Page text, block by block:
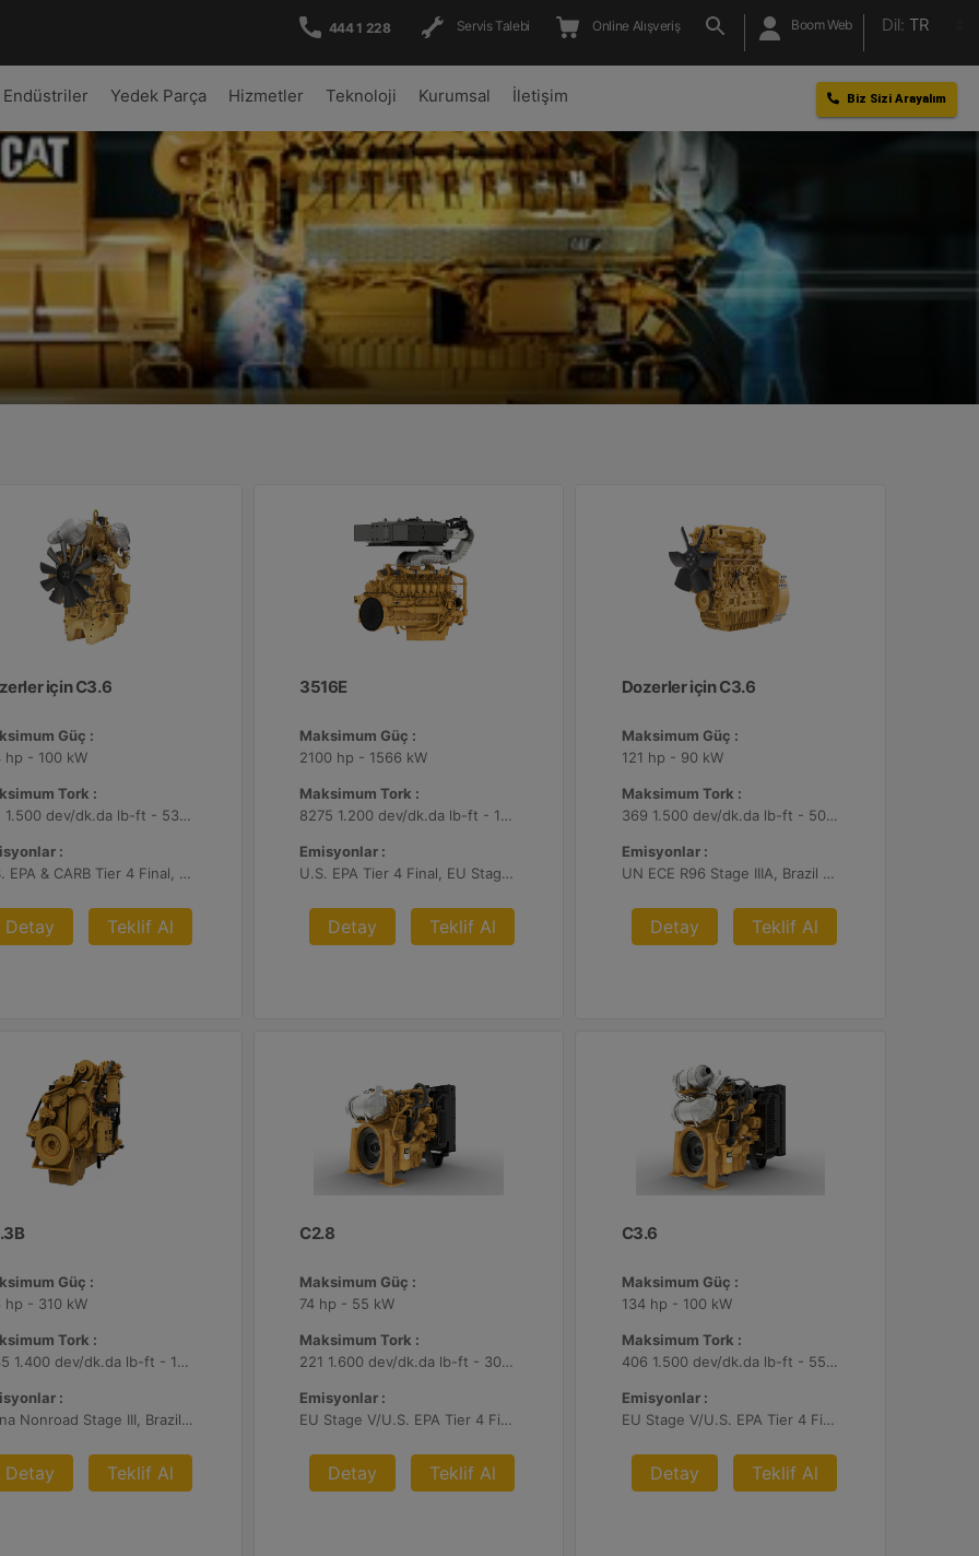
444 1 228 Servis Talebi Online Alışveriş Boom Web Dil: TR
Endüstriler Yedek Parça Hizmetler Teknoloji Kurumsal İletişim Biz Sizi Arayalım
için C3.6
Güç :
hp - 100 kW
Tork :
391 1.500 dev/dk.da lb-ft - 530 1.500 dev/dk.da Nm
:
U.S. EPA & CARB Tier 4 Final, EU Stage V
Detay Teklif Al
3516E
Maksimum Güç :
2100 hp - 1566 kW
Maksimum Tork :
8275 1.200 dev/dk.da lb-ft - 11220 1.200 dev/dk.da Nm
Emisyonlar :
U.S. EPA Tier 4 Final, EU Stage V
Detay Teklif Al
Dozerler için C3.6
Maksimum Güç :
121 hp - 90 kW
Maksimum Tork :
369 1.500 dev/dk.da lb-ft - 500 1.500 dev/dk.da Nm
Emisyonlar :
UN ECE R96 Stage IIIA, Brazil MAR-1
Detay Teklif Al
Güç :
hp - 310 kW
Tork :
1335 1.400 dev/dk.da lb-ft - 1810 1.400 dev/dk.da Nm
:
China Nonroad Stage III, Brazil MAR-1, UN ECE R96 Stage IIIA
Detay Teklif Al
C2.8
Maksimum Güç :
74 hp - 55 kW
Maksimum Tork :
221 1.600 dev/dk.da lb-ft - 300 1.600 dev/dk.da Nm
Emisyonlar :
EU Stage V/U.S. EPA Tier 4 Final/ Japan 2014 (Tier 4 Final)
Detay Teklif Al
C3.6
Maksimum Güç :
134 hp - 100 kW
Maksimum Tork :
406 1.500 dev/dk.da lb-ft - 550 1.500 dev/dk.da Nm
Emisyonlar :
EU Stage V/U.S. EPA Tier 4 Final/ Japan 2014 (Tier 4 Final)
Detay Teklif Al